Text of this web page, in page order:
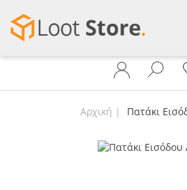
Αρχική Πατάκι